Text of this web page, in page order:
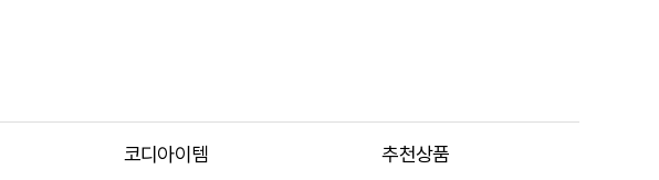
코디아이템 추천상품